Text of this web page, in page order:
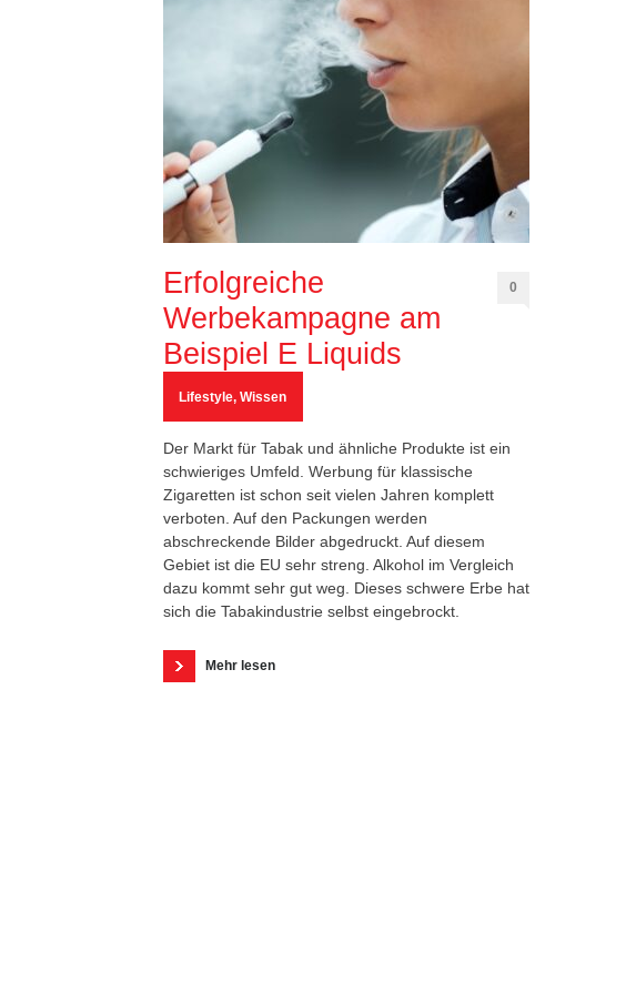
Erfolgreiche
Werbekampagne am
Beispiel E Liquids
0
Lifestyle, Wissen
Der Markt für Tabak und ähnliche Produkte ist ein
schwieriges Umfeld. Werbung für klassische
Zigaretten ist schon seit vielen Jahren komplett
verboten. Auf den Packungen werden
abschreckende Bilder abgedruckt. Auf diesem
Gebiet ist die EU sehr streng. Alkohol im Vergleich
dazu kommt sehr gut weg. Dieses schwere Erbe hat
sich die Tabakindustrie selbst eingebrockt.
Mehr lesen